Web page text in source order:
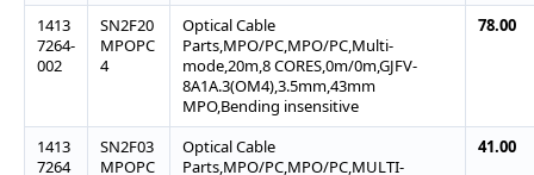
1413
7264-
002
SN2F20
MPOPC
4
Optical Cable
Parts,MPO/PC,MPO/PC,Multi-
mode,20m,8 CORES,0m/0m,GJFV-
8A1A.3(OM4),3.5mm,43mm
MPO,Bending insensitive
78.00
1413
7264
SN2F03
MPOPC
Optical Cable
Parts,MPO/PC,MPO/PC,MULTI-
41.00